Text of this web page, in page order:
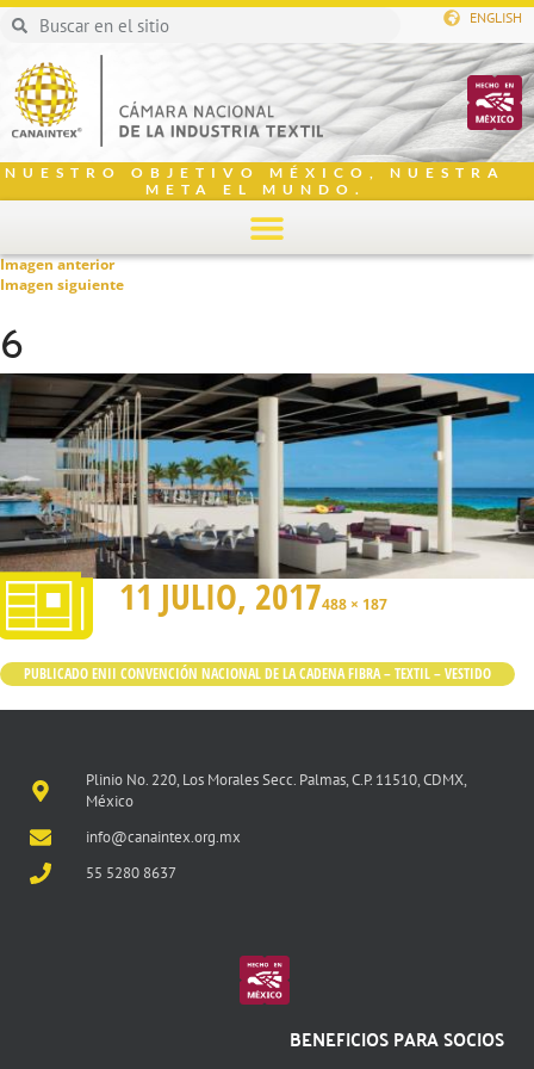
ENGLISH
NUESTRO OBJETIVO MÉXICO, NUESTRA
META EL MUNDO.
Imagen anterior
Imagen siguiente
6
11 JULIO, 2017488 × 187
PUBLICADO ENII CONVENCIÓN NACIONAL DE LA CADENA FIBRA – TEXTIL – VESTIDO
Plinio No. 220, Los Morales Secc. Palmas, C.P. 11510, CDMX,
México
info@canaintex.org.mx
55 5280 8637
BENEFICIOS PARA SOCIOS